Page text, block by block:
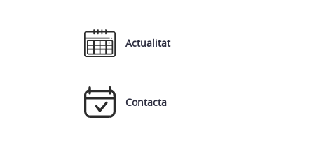
Actualitat
Contacta